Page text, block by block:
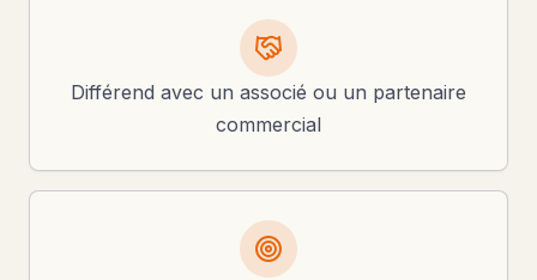
Différend avec un associé ou un partenaire
commercial